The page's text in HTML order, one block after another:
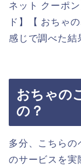
ネット クーポ
ド】【 おちゃ
感じで調べた結
おちゃの
の？
多分、こちらの
のサービスを実